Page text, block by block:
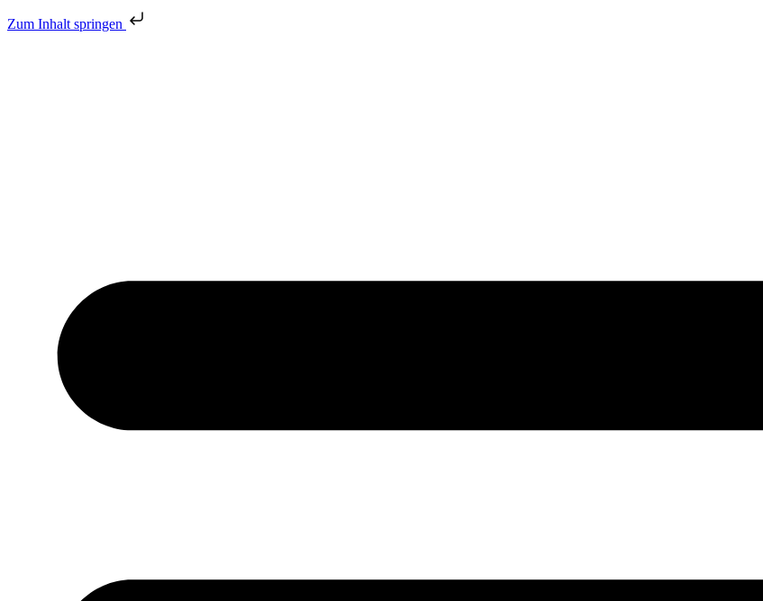
Zum Inhalt springen